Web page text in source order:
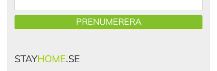
PRENUMERERA
STAYHOME.SE